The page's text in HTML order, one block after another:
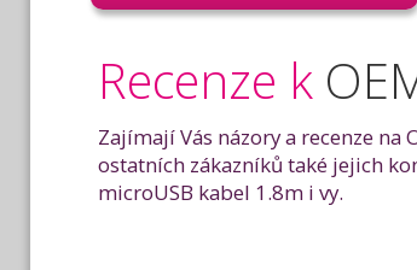
Recenze k
Zajímají Vás názory a recenze
ostatních zákazníků také jejich
microUSB kabel 1.8m i vy.